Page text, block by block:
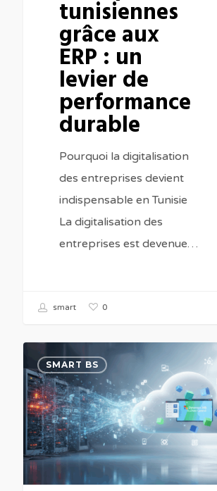
durabletunisiennes
grâce aux
ERP : un
levier de
performance
durable
Pourquoi la digitalisation
des entreprises devient
indispensable en Tunisie
La digitalisation des
entreprises est devenue…
smart 0
d’un
ERP
traditionnel
vers
Business
Central
SMART BS